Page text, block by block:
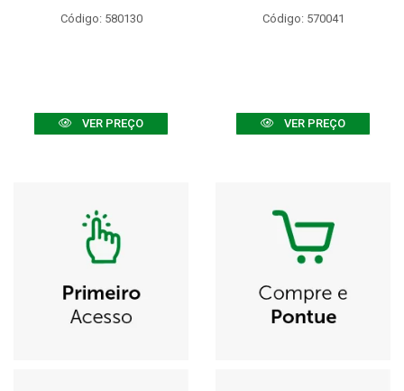
Código: 580130
VER PREÇO
Código: 570041
VER PREÇO